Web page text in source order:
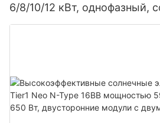
6/8/10/12 кВт, однофазный,
MPPT-контроллером,